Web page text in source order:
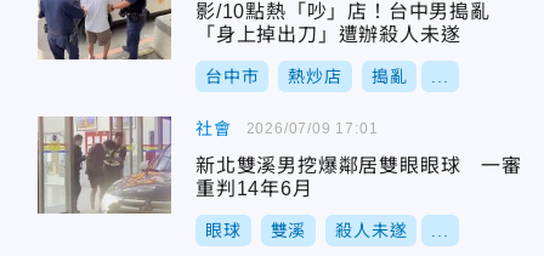
影/10點熱「吵」店！台中男搗亂
「身上掉出刀」遭辦殺人未遂
台中市 熱炒店 搗亂
社會
新北雙溪男挖爆鄰居雙眼眼球 一審
重判14年6月
眼球 雙溪 殺人未遂
2026/07/09 17:01